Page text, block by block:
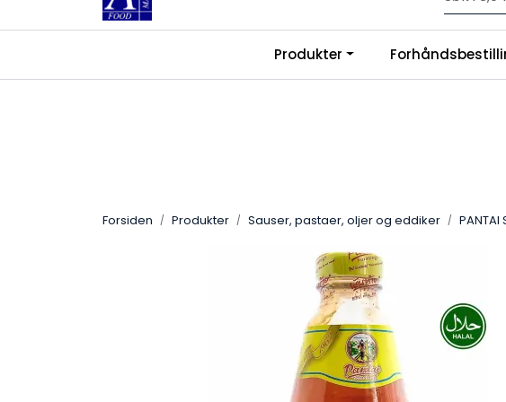
Skip to main content
Ledige stillinger | Franchise |
Produkter
Forsiden Produkter Sauser, pastaer, oljer og eddiker